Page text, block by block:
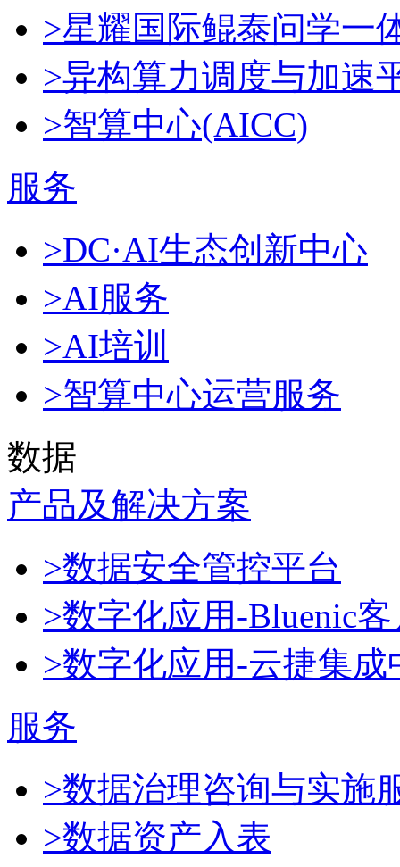
>星耀国际鲲泰问学一
>异构算力调度与加速
>智算中心(AICC)
服务
>DC·AI生态创新中心
>AI服务
>AI培训
>智算中心运营服务
数据
产品及解决方案
>数据安全管控平台
>数字化应用-Bluenic
>数字化应用-云捷集成
服务
>数据治理咨询与实施
>数据资产入表